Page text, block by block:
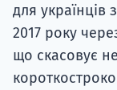
для
2017 року
що скасовує